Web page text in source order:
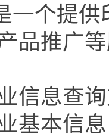
一个提
品推广
信息查
基本信